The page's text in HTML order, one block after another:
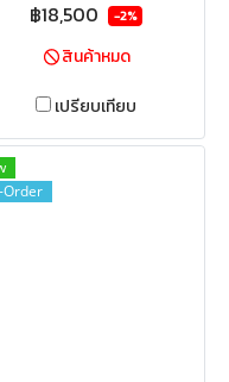
฿18,500 -2%
สินค้าหมด
เปรียบเทียบ
Order